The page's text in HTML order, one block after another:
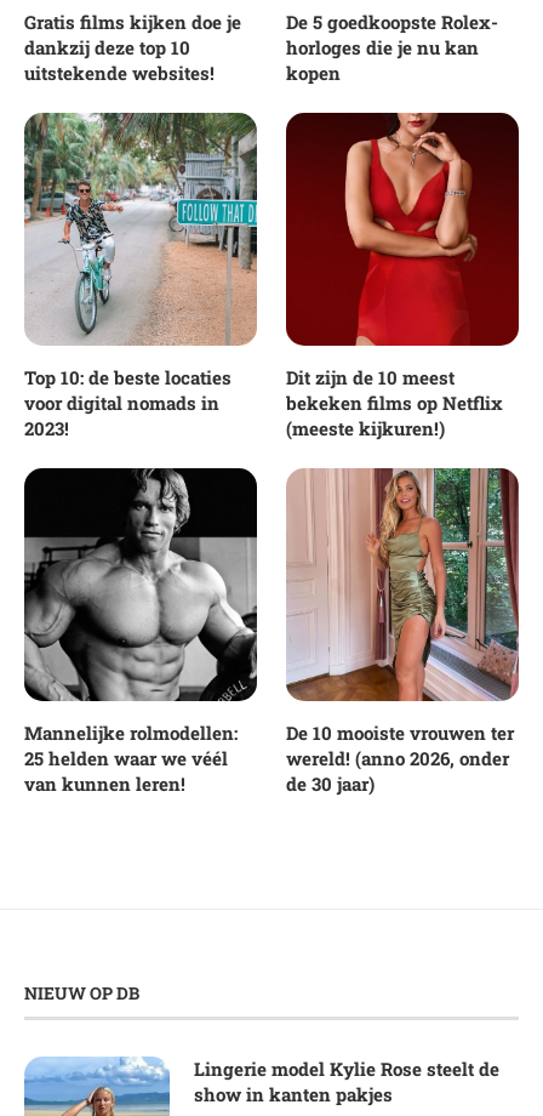
Gratis films kijken doe je
dankzij deze top 10
uitstekende websites!
De 5 goedkoopste Rolex-
horloges die je nu kan
kopen
Top 10: de beste locaties
voor digital nomads in
2023!
Dit zijn de 10 meest
bekeken films op Netflix
(meeste kijkuren!)
Mannelijke rolmodellen:
25 helden waar we véél
van kunnen leren!
De 10 mooiste vrouwen ter
wereld! (anno 2026, onder
de 30 jaar)
NIEUW OP DB
Lingerie model Kylie Rose steelt de
show in kanten pakjes